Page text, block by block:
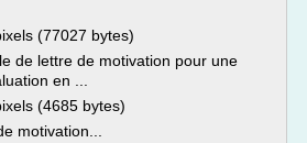
(77027 bytes)
de lettre de motivation pour une
en ...
(4685 bytes)
motivation...